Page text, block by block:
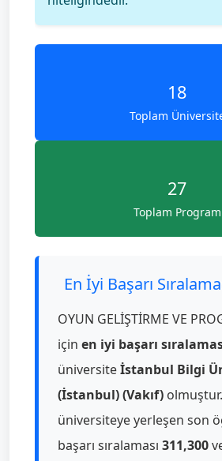
18
Toplam
27
Toplam Program
En İyi Başarı
OYUN GELİŞTİRME VE
için en iyi başarı
üniversiteİstanbul Bilgi
(İstanbul) (Vakıf)
üniversiteye yerleşen son
başarı sıralaması 311,300